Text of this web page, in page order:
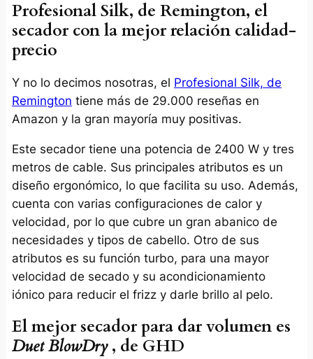
Profesional Silk, de Remington, el
secador con la mejor relación calidad-
precio
Y no lo decimos nosotras, el Profesional Silk, de
Remington tiene más de 29.000 reseñas en
Amazon y la gran mayoría muy positivas.
Este secador tiene una potencia de 2400 W y tres
metros de cable. Sus principales atributos es un
diseño ergonómico, lo que facilita su uso. Además,
cuenta con varias configuraciones de calor y
velocidad, por lo que cubre un gran abanico de
necesidades y tipos de cabello. Otro de sus
atributos es su función turbo, para una mayor
velocidad de secado y su acondicionamiento
iónico para reducir el frizz y darle brillo al pelo.
El mejor secador para dar volumen es
Duet BlowDry, de GHD